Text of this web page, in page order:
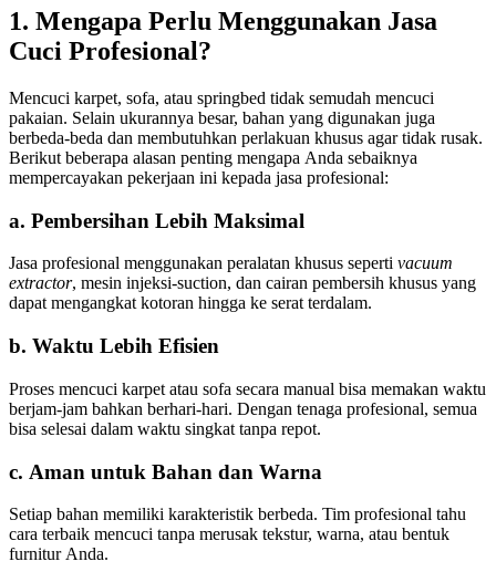
1. Mengapa Perlu Menggunakan Jasa
Cuci Profesional?
Mencuci karpet, sofa, atau springbed tidak semudah mencuci
pakaian. Selain ukurannya besar, bahan yang digunakan juga
berbeda-beda dan membutuhkan perlakuan khusus agar tidak rusak.
Berikut beberapa alasan penting mengapa Anda sebaiknya
mempercayakan pekerjaan ini kepada jasa profesional:
a. Pembersihan Lebih Maksimal
Jasa profesional menggunakan peralatan khusus seperti vacuum
extractor, mesin injeksi-suction, dan cairan pembersih khusus yang
dapat mengangkat kotoran hingga ke serat terdalam.
b. Waktu Lebih Efisien
Proses mencuci karpet atau sofa secara manual bisa memakan waktu
berjam-jam bahkan berhari-hari. Dengan tenaga profesional, semua
bisa selesai dalam waktu singkat tanpa repot.
c. Aman untuk Bahan dan Warna
Setiap bahan memiliki karakteristik berbeda. Tim profesional tahu
cara terbaik mencuci tanpa merusak tekstur, warna, atau bentuk
furnitur Anda.